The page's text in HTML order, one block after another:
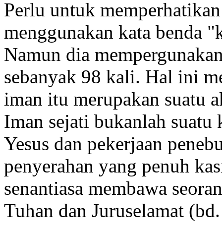
Perlu untuk
menggunakan kata benda
Namun dia
sebanyak 98 kali. Hal ini
iman itu merupakan suatu
Iman sejati bukanlah suatu
Yesus dan pekerjaan
penyerahan yang penuh
senantiasa membawa
Tuhan dan Juruselamat